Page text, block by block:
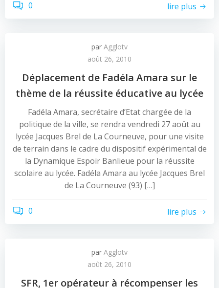
0 lire plus
par Agglotv
août 26, 2010
Déplacement de Fadéla Amara sur le
thème de la réussite éducative au lycée
Fadéla Amara, secrétaire d’Etat chargée de la
politique de la ville, se rendra vendredi 27 août au
lycée Jacques Brel de La Courneuve, pour une visite
de terrain dans le cadre du dispositif expérimental de
la Dynamique Espoir Banlieue pour la réussite
scolaire au lycée. Fadéla Amara au lycée Jacques Brel
de La Courneuve (93) […]
0 lire plus
par Agglotv
août 26, 2010
SFR, 1er opérateur à récompenser les